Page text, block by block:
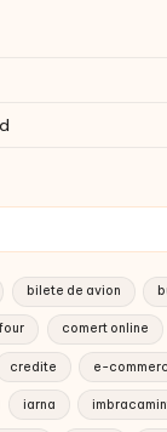
bilete de avion
comert online
credite e-
iarna